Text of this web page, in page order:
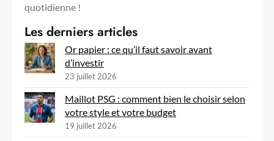
quotidienne !
Les derniers articles
Or papier : ce qu’il faut savoir avant
d’investir
23 juillet 2026
Maillot PSG : comment bien le choisir selon
votre style et votre budget
19 juillet 2026